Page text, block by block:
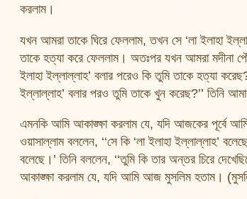
করলাম।
যখন আমরা তাকে ঘিরে ফেললাম, তখন সে ‘লা ইলাহা
তাকে হত্যা করে ফেললাম। অতঃপর যখন আমরা মদীনা
ইলাহা ইল্লাল্লাহ’ বলার পরেও কি তুমি তাকে হত্যা
ইল্লাল্লাহ’ বলার পরও তুমি তাকে খুন করেছ?’’ তিনি
এমনকি আমি আকাঙ্ক্ষা করলাম যে, যদি আজকের পূর্বে
ওয়াসাল্লাম বললেন, ‘‘সে কি ‘লা ইলাহা ইল্লাল্লাহ’
বলেছে।’ তিনি বললেন, ‘‘তুমি কি তার অন্তর চিরে
আকাঙ্ক্ষা করলাম যে, যদি আমি আজ মুসলিম হতাম।